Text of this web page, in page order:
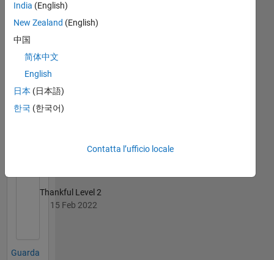
Thankful Level 1
First Answer
Thankful Level 2
15 Feb 2022
Guarda
India (English)
New Zealand (English)
中国
简体中文
English
日本 (日本語)
한국 (한국어)
Contatta l’ufficio locale